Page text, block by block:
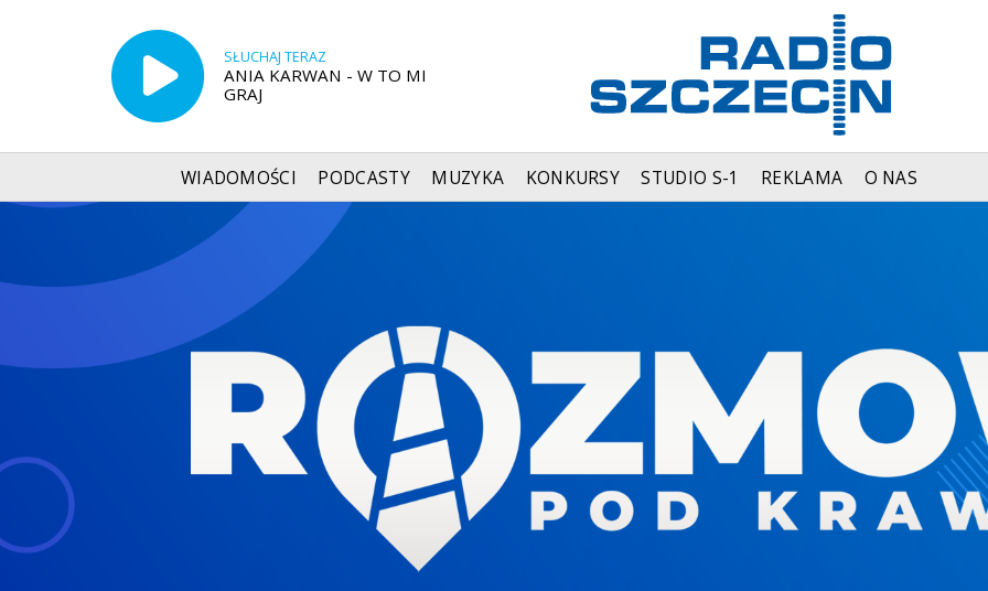
SŁUCHAJ TERAZ
ANIA KARWAN - W TO MI
GRAJ
WIADOMOŚCI PODCASTY MUZYKA KONKURSY STUDIO S-1 REKLAMA O NAS